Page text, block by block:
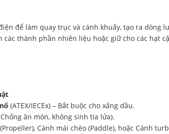
để làm quay trục và cánh khuấy, tạo ra dòng
thành phần nhiên liệu hoặc giữ cho các hạt
(ATEX/IECEx) – Bắt buộc cho xăng dầu.
ăn mòn, không sinh tia lửa).
Cánh mái chèo (Paddle), hoặc Cánh